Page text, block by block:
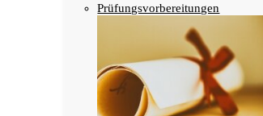
Prüfungsvorbereitungen